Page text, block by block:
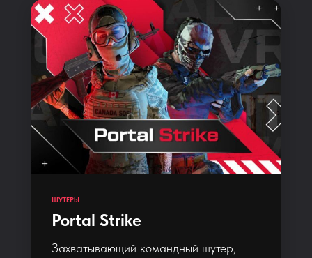
ШУТЕРЫ
Portal Strike
Захватывающий командный шутер,